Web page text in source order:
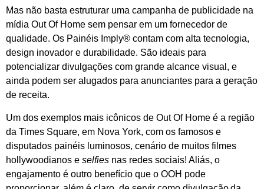
Mas não basta estruturar uma campanha de publicidade na
mídia Out Of Home sem pensar em um fornecedor de
qualidade. Os Painéis Imply® contam com alta tecnologia,
design inovador e durabilidade. São ideais para
potencializar divulgações com grande alcance visual, e
ainda podem ser alugados para anunciantes para a geração
de receita.
Um dos exemplos mais icônicos de Out Of Home é a região
da Times Square, em Nova York, com os famosos e
disputados painéis luminosos, cenário de muitos filmes
hollywoodianos e selfies nas redes sociais! Aliás, o
engajamento é outro benefício que o OOH pode